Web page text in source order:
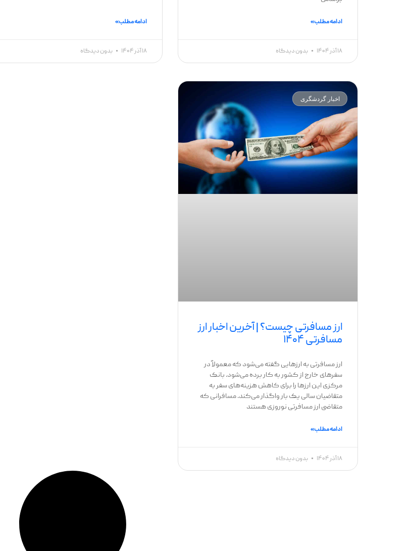
ادامه مطلب »
۱۸ آذر ۱۴۰۴ بدون دیدگاه
ادامه مطلب »
۱۸ آذر ۱۴۰۴ بدون دیدگاه
اخبار گردشگری
ارز مسافرتی چیست؟ | آخرین اخبار ارز
مسافرتی ۱۴۰۴
ارز مسافرتی به ارزهایی گفته می‌شود که معمولاً در
سفرهای خارج از کشور به کار برده می‌شود. بانک
مرکزی این ارزها را برای کاهش هزینه‌های سفر به
متقاضیان سالی یک بار واگذار می‌کند. مسافرانی که
متقاضی ارز مسافرتی نوروزی هستند
ادامه مطلب »
۱۸ آذر ۱۴۰۴ بدون دیدگاه